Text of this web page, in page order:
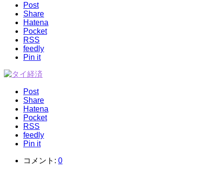
Post
Share
Hatena
Pocket
RSS
feedly
Pin it
Post
Share
Hatena
Pocket
RSS
feedly
Pin it
コメント: 0